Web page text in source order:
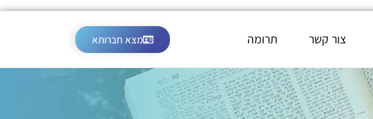
צור קשר תרומה מצא חברותא